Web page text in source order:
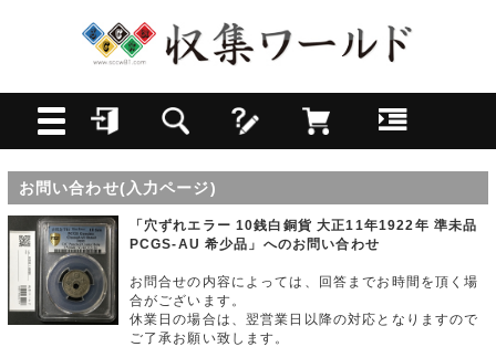
お問い合わせ(入力ページ)
「穴ずれエラー 10銭白銅貨 大正11年1922年 準未品
PCGS-AU 希少品」へのお問い合わせ
お問合せの内容によっては、回答までお時間を頂く場
合がございます。
休業日の場合は、翌営業日以降の対応となりますので
ご了承お願い致します。